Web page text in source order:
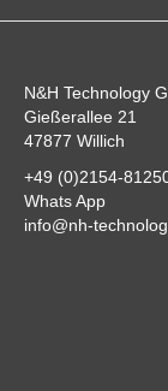
N&H Technology
Gießerallee 21
47877 Willich
+49 (0)2154-
Whats App
info@nh-